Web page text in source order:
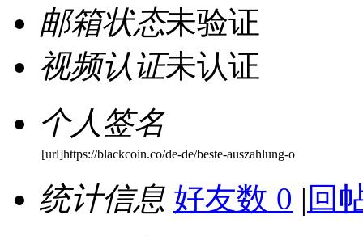
邮箱状态未验证
视频认证未认证
个人签名
[url]https://blackcoin.co/de-de/beste-auszahlung-o
统计信息 好友数 0 | 回